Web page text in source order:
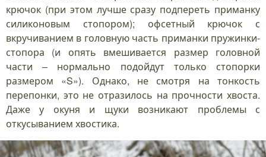
крючок (при этом лучше сразу подпереть приманку
силиконовым стопором); офсетный крючок с
вкручиванием в головную часть приманки пружинки-
стопора (и опять вмешивается размер головной
части – нормально подойдут только стопорки
размером «S»). Однако, не смотря на тонкость
перепонки, это не отразилось на прочности хвоста.
Даже у окуня и щуки возникают проблемы с
откусыванием хвостика.